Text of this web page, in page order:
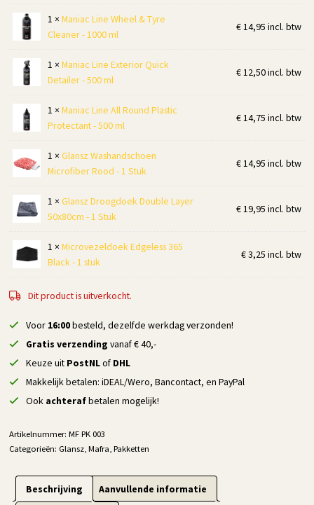
1 ×Maniac Line Wheel & Tyre
Cleaner - 1000 ml
€14,95 incl. btw
1 ×Maniac Line Exterior Quick
Detailer - 500 ml
€12,50incl. btw
1 ×Maniac Line All Round Plastic
Protectant - 500 ml
€14,75 incl. btw
1 ×Glansz Washandschoen
Microfiber Rood - 1 Stuk
€14,95 incl. btw
1 ×Glansz Droogdoek Double Layer
50x80cm - 1 Stuk
€19,95 incl. btw
1 ×Microvezeldoek Edgeless 365
Black - 1 stuk
€3,25 incl. btw
Dit product is uitverkocht.
Voor 16:00besteld, dezelfde werkdag verzonden!
Gratis verzending vanaf € 40,-
Keuze uit PostNLof DHL
Makkelijk betalen: iDEAL/Wero, Bancontact, en PayPal
Ook achterafbetalen mogelijk!
Artikelnummer:MF PK 003
Categorieën: Glansz ,Mafra ,Pakketten
Beschrijving Aanvullende informatie